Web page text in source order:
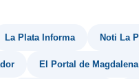
La Plata Informa Noti La
El Portal de Magdalena